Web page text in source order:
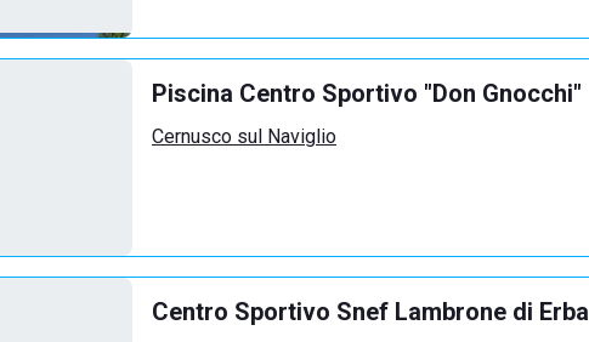
Piscina Centro Sportivo "Don Gnocchi"
Cernusco sul Naviglio
Centro Sportivo Snef Lambrone di Erba